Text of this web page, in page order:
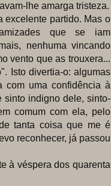
lhe amarga tristeza.
excelente partido. Mas o
que se iam
nenhuma vincando
vento que as trouxera...
Isto divertia-o: algumas
com uma confidência à
sinto indigno dele, sinto-
comum com ela, pelo
tanta coisa que me é
reconhecer, já passou
à véspera dos quarenta